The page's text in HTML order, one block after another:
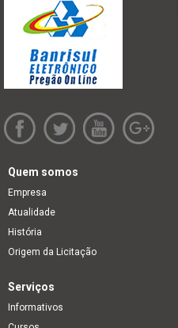
Quem somos
Empresa
Atualidade
História
Origem da Licitação
Serviços
Informativos